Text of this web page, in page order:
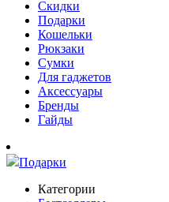
Скидки
Подарки
Кошельки
Рюкзаки
Сумки
Для гаджетов
Аксессуары
Бренды
Гайды
Подарки
Категории